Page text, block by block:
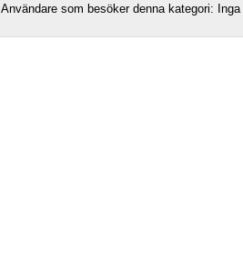
Användare som besöker denna kategori: